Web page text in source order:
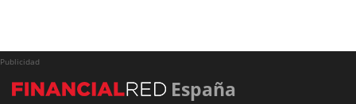
Publicidad
España